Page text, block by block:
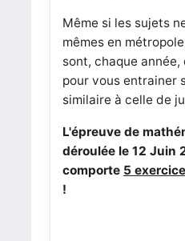
Même si les sujets
mêmes en
sont, chaque
pour vous entrainer
similaire à celle de
L'épreuve de
déroulée le 12 Juin
comporte 5
!